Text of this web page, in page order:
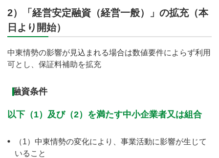
2）「経営安定融資（経営一般）」の拡充（本
日より開始）
中東情勢の影響が見込まれる場合は数値要件によらず利用
可とし、保証料補助を拡充
融資条件
以下（1）及び（2）を満たす中小企業者又は組合
（1）中東情勢の変化により、事業活動に影響が生じて
いること